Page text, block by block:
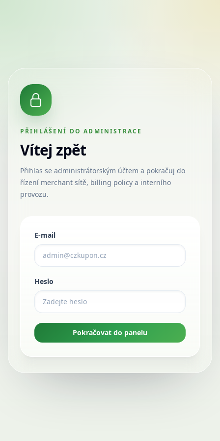
PŘIHLÁŠENÍ DO ADMINISTRACE
Vítej zpět
Přihlas se administrátorským účtem a pokračuj do
řízení merchant sítě, billing policy a interního
provozu.
E-mail
Heslo
Pokračovat do panelu